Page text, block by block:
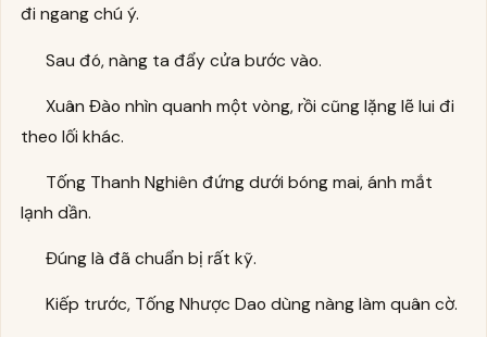
đi ngang chú ý.
Sau đó, nàng ta đẩy cửa bước vào.
Xuân Đào nhìn quanh một vòng, rồi cũng lặng lẽ lui đi
theo lối khác.
Tống Thanh Nghiên đứng dưới bóng mai, ánh mắt
lạnh dần.
Đúng là đã chuẩn bị rất kỹ.
Kiếp trước, Tống Nhược Dao dùng nàng làm quân cờ.